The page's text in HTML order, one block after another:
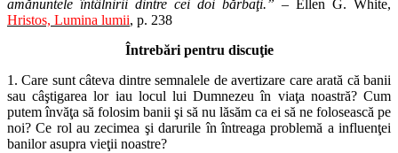
amănuntele întâlnirii dintre cei doi bărbaţi.” – Ellen G. White,
Hristos, Lumina lumii, p. 238
Întrebări pentru discuţie
1. Care sunt câteva dintre semnalele de avertizare care arată că banii
sau câştigarea lor iau locul lui Dumnezeu în viaţa noastră? Cum
putem învăţa să folosim banii şi să nu lăsăm ca ei să ne folosească pe
noi? Ce rol au zecimea şi darurile în întreaga problemă a influenţei
banilor asupra vieţii noastre?